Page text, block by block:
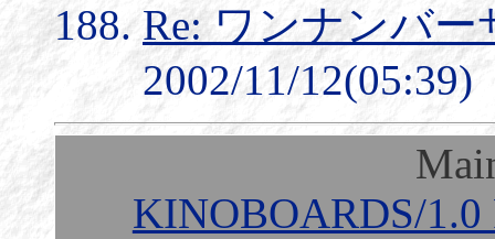
Re: ワンナンバー
2002/11/12(05:39)
KINOBOARDS/1.0